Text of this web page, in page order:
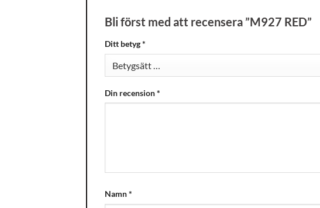
Bli först med att recensera ”M927 RED”
Ditt betyg*
Din recension*
Namn*